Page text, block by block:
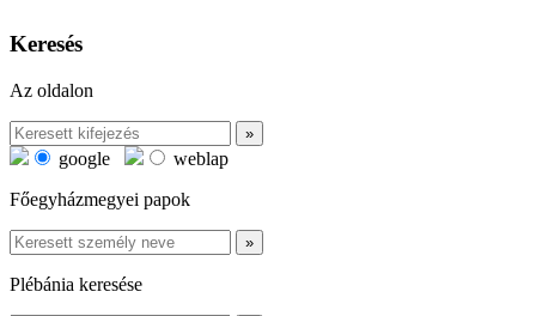
Keresés
Az oldalon
google
weblap
Főegyházmegyei papok
Plébánia keresése